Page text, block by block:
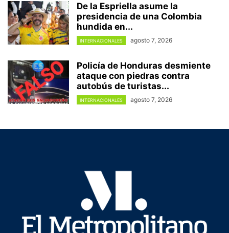
De la Espriella asume la
presidencia de una Colombia
hundida en...
INTERNACIONALES agosto 7, 2026
Policía de Honduras desmiente
ataque con piedras contra
autobús de turistas...
INTERNACIONALES agosto 7, 2026